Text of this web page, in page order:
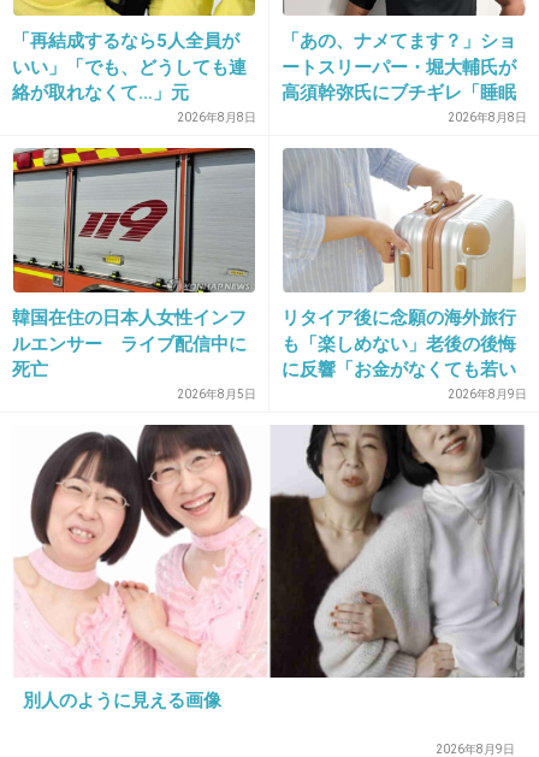
2つともロングセラーだよね
昔からおやつの定番な気がする
+23 -0
2013/12/31(火) 10:32:19
きのことたけのこのキャラが好きｗ
+18 -48
2013/12/31(火) 10:32:48
やっぱたけのこ大好き♪
昨日こんなのあって買っちゃった～
+84 -14
「再結成するなら5人全員が
いい」「でも、どうしても連
絡が取れなくて…」元
ZONE・MIZUHO（38）が明
かす「19年ぶりに芸能界復
帰」した本当の理由
2026年8月8日
「あの、ナメてます？」ショ
ートスリーパー・堀大輔氏が
高須幹弥氏にブチギレ「睡眠
不足の人＝キレやすい」SNS
で物議
2026年8月8日
韓国在住の日本人女性インフ
ルエンサー ライブ配信中に
死亡
2026年8月5日
リタイア後に念願の海外旅行
も「楽しめない」老後の後悔
に反響「お金がなくても若い
うちに？」50代以上の切実な
声
2026年8月9日
別人のように見える画像
2026年8月9日